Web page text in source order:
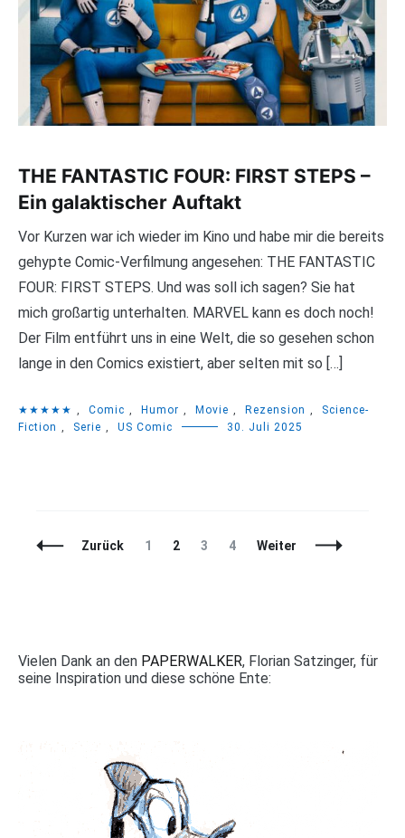
THE FANTASTIC FOUR: FIRST STEPS –
Ein galaktischer Auftakt
Vor Kurzen war ich wieder im Kino und habe mir die bereits
gehypte Comic-Verfilmung angesehen: THE FANTASTIC
FOUR: FIRST STEPS. Und was soll ich sagen? Sie hat
mich großartig unterhalten. MARVEL kann es doch noch!
Der Film entführt uns in eine Welt, die so gesehen schon
lange in den Comics existiert, aber selten mit so […]
★★★★★ , Comic , Humor , Movie , Rezension ,
Science-
Fiction , Serie , US Comic 30. Juli 2025
Beitragsnavigation
Zurück Seite
1 Seite
2 Seite
3 Seite
4 Weiter
Vielen Dank an den PAPERWALKER, Florian Satzinger, für
seine Inspiration und diese schöne Ente: